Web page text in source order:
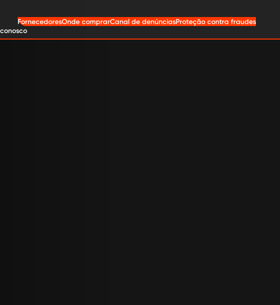
FornecedoresOnde comprarCanal de denúnciasProteção contra fraudes